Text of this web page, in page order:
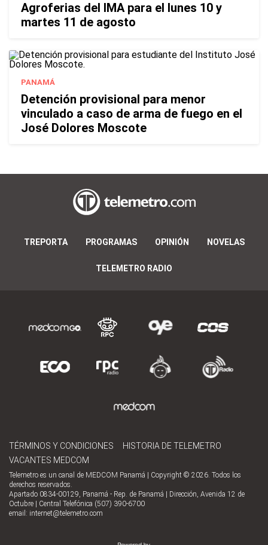
Agroferias del IMA para el lunes 10 y
martes 11 de agosto
PANAMÁ
Detención provisional para menor
vinculado a caso de arma de fuego en el
José Dolores Moscote
TREPORTA PROGRAMAS OPINIÓN NOVELAS
TELEMETRO RADIO
TÉRMINOS Y CONDICIONES
HISTORIA DE TELEMETRO
VACANTES MEDCOM
Telemetro es un canal de MEDCOM Panamá | Copyright © 2026. Todos los
derechos reservados.
Apartado 0834-00129, Panamá - Rep. de Panamá | Dirección, Avenida 12 de
Octubre | Central Telefónica (507) 390-6700
email: internet@telemetro.com